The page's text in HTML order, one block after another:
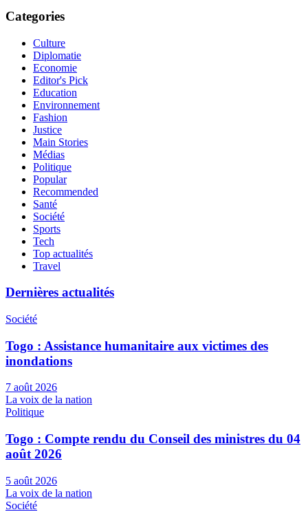
Categories
Culture
Diplomatie
Economie
Editor's Pick
Education
Environnement
Fashion
Justice
Main Stories
Médias
Politique
Popular
Recommended
Santé
Société
Sports
Tech
Top actualités
Travel
Dernières actualités
Société
Togo : Assistance humanitaire aux victimes des
inondations
7 août 2026
La voix de la nation
Politique
Togo : Compte rendu du Conseil des ministres du 04
août 2026
5 août 2026
La voix de la nation
Société